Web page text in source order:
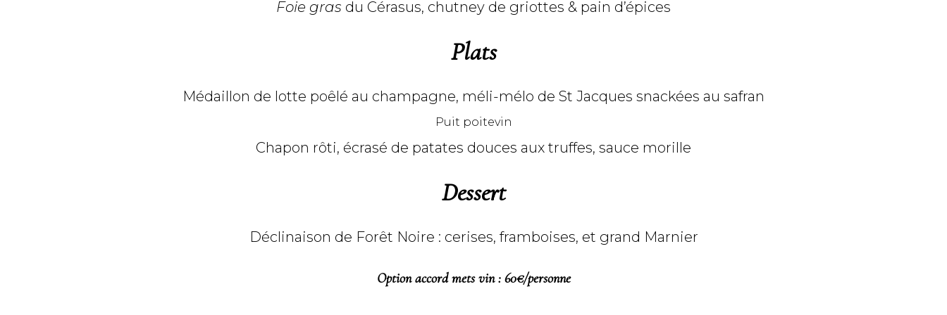
Foie gras du Cérasus, chutney de griottes & pain d’épices
Plats
Médaillon de lotte poêlé au champagne, méli-mélo de St Jacques snackées au safran
Puit poitevin
Chapon rôti, écrasé de patates douces aux truffes, sauce morille
Dessert
Déclinaison de Forêt Noire : cerises, framboises, et grand Marnier
Option accord mets vin : 60€/personne